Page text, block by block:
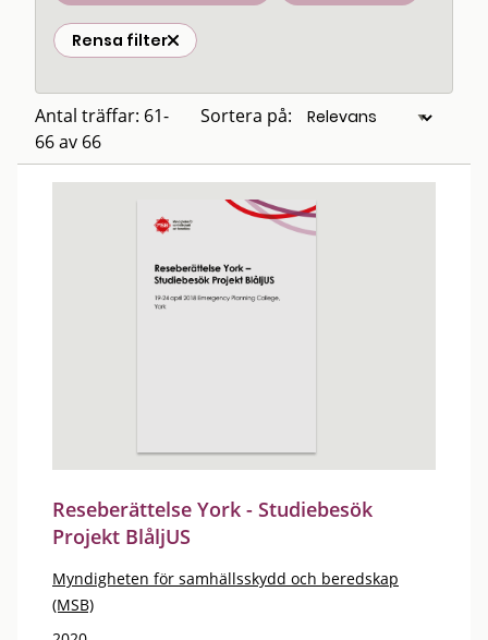
Rensa filter
Antal träffar: 61-
66 av 66
Sortera på:
Reseberättelse York - Studiebesök
Projekt BlåljUS
Myndigheten för samhällsskydd och beredskap
(MSB)